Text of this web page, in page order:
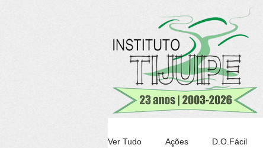
Ver Tudo Ações D.O.Fácil